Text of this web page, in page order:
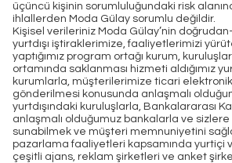
üçüncü kişinin sorumluluğundaki risk
ihlallerden Moda Gülay sorumlu değildir.
Kişisel verileriniz Moda Gülay’nin
yurtdışı iştiraklerimize, faaliyetlerimizi
yaptığımız program ortağı kurum,
ortamında saklanması hizmeti aldığımız
kurumlarla, müşterilerimize ticari
gönderilmesi konusunda anlaşmalı
yurtdışındaki kuruluşlarla, Bankalararası
anlaşmalı olduğumuz bankalarla ve
sunabilmek ve müşteri memnuniyetini
pazarlama faaliyetleri kapsamında yurtiçi
çeşitli ajans, reklam şirketleri ve anket